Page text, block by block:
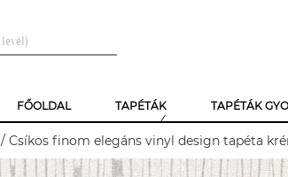
FŐOLDAL TAPÉTÁK TAPÉTÁK
/ Csíkos finom elegáns vinyl design tapéta